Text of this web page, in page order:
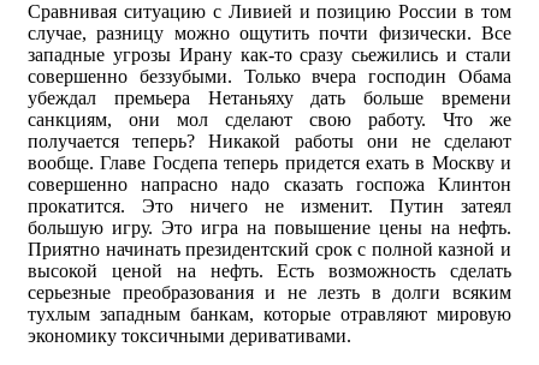
Сравнивая ситуацию с Ливией и позицию России в том
случае, разницу можно ощутить почти физически. Все
западные угрозы Ирану как-то сразу сьежились и стали
совершенно беззубыми. Только вчера господин Обама
убеждал премьера Нетаньяху дать больше времени
санкциям, они мол сделают свою работу. Что же
получается теперь? Никакой работы они не сделают
вообще. Главе Госдепа теперь придется ехать в Москву и
совершенно напрасно надо сказать госпожа Клинтон
прокатится. Это ничего не изменит. Путин затеял
большую игру. Это игра на повышение цены на нефть.
Приятно начинать президентский срок с полной казной и
высокой ценой на нефть. Есть возможность сделать
серьезные преобразования и не лезть в долги всяким
тухлым западным банкам, которые отравляют мировую
экономику токсичными деривативами.